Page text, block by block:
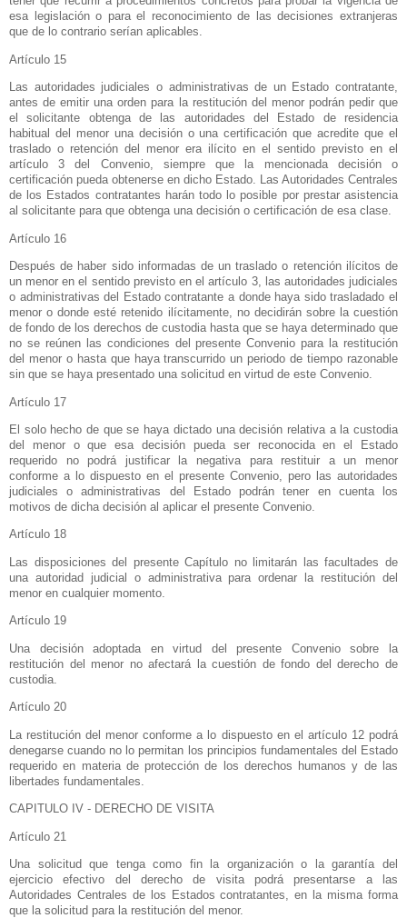
esa legislación o para el reconocimiento de las decisiones extranjeras
que de lo contrario serían aplicables.
Artículo 15
Las autoridades judiciales o administrativas de un Estado contratante,
antes de emitir una orden para la restitución del menor podrán pedir que
el solicitante obtenga de las autoridades del Estado de residencia
habitual del menor una decisión o una certificación que acredite que el
traslado o retención del menor era ilícito en el sentido previsto en el
artículo 3 del Convenio, siempre que la mencionada decisión o
certificación pueda obtenerse en dicho Estado. Las Autoridades Centrales
de los Estados contratantes harán todo lo posible por prestar asistencia
al solicitante para que obtenga una decisión o certificación de esa clase.
Artículo 16
Después de haber sido informadas de un traslado o retención ilícitos de
un menor en el sentido previsto en el artículo 3, las autoridades judiciales
o administrativas del Estado contratante a donde haya sido trasladado el
menor o donde esté retenido ilícitamente, no decidirán sobre la cuestión
de fondo de los derechos de custodia hasta que se haya determinado que
no se reúnen las condiciones del presente Convenio para la restitución
del menor o hasta que haya transcurrido un periodo de tiempo razonable
sin que se haya presentado una solicitud en virtud de este Convenio.
Artículo 17
El solo hecho de que se haya dictado una decisión relativa a la custodia
del menor o que esa decisión pueda ser reconocida en el Estado
requerido no podrá justificar la negativa para restituir a un menor
conforme a lo dispuesto en el presente Convenio, pero las autoridades
judiciales o administrativas del Estado podrán tener en cuenta los
motivos de dicha decisión al aplicar el presente Convenio.
Artículo 18
Las disposiciones del presente Capítulo no limitarán las facultades de
una autoridad judicial o administrativa para ordenar la restitución del
menor en cualquier momento.
Artículo 19
Una decisión adoptada en virtud del presente Convenio sobre la
restitución del menor no afectará la cuestión de fondo del derecho de
custodia.
Artículo 20
La restitución del menor conforme a lo dispuesto en el artículo 12 podrá
denegarse cuando no lo permitan los principios fundamentales del Estado
requerido en materia de protección de los derechos humanos y de las
libertades fundamentales.
CAPITULO IV - DERECHO DE VISITA
Artículo 21
Una solicitud que tenga como fin la organización o la garantía del
ejercicio efectivo del derecho de visita podrá presentarse a las
Autoridades Centrales de los Estados contratantes, en la misma forma
que la solicitud para la restitución del menor.